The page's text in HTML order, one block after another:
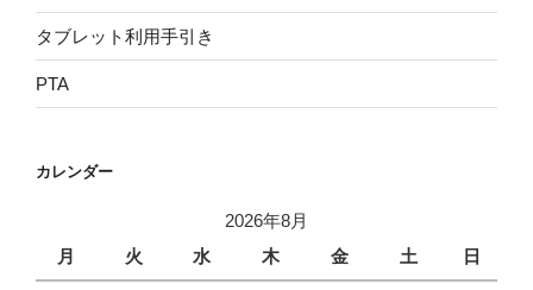
タブレット利用手引き
PTA
カレンダー
2026年8月
月
火 水 木 金 土 日